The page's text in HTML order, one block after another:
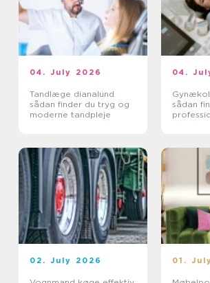
04. July 2026
Tandlæge dianalund
sådan finder du tryg og
moderne tandpleje
04.
sådan
02. July 2026 01.